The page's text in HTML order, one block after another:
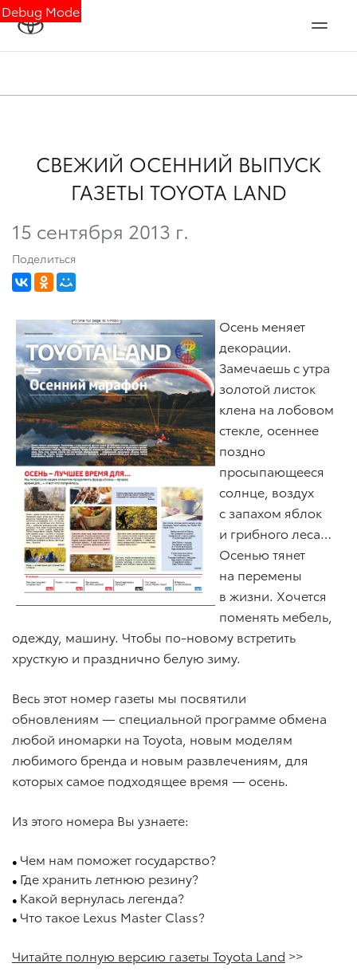
Debug Mode
СВЕЖИЙ ОСЕННИЙ ВЫПУСК
ГАЗЕТЫ TOYOTA LAND
15 сентября 2013 г.
Поделиться
Осень меняет
декорации.
Замечаешь с утра
золотой листок
клена на лобовом
стекле, осеннее
поздно
просыпающееся
солнце, воздух
с запахом яблок
и грибного леса…
Осенью тянет
на перемены
в жизни. Хочется
поменять мебель,
одежду, машину. Чтобы по-новому встретить
хрусткую и празднично белую зиму.
Весь этот номер газеты мы посвятили
обновлениям — специальной программе обмена
любой иномарки на Toyota, новым моделям
любимого бренда и новым развлечениям, для
которых самое подходящее время — осень.
Из этого номера Вы узнаете:
● Чем нам поможет государство?
● Где хранить летнюю резину?
● Какой вернулась легенда?
● Что такое Lexus Master Class?
Читайте полную версию газеты Toyota Land >>